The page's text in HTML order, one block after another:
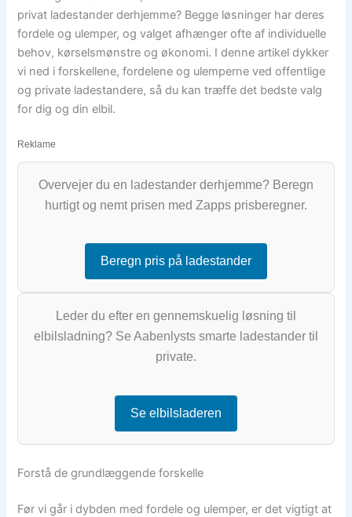
privat ladestander derhjemme? Begge løsninger har deres
fordele og ulemper, og valget afhænger ofte af individuelle
behov, kørselsmønstre og økonomi. I denne artikel dykker
vi ned i forskellene, fordelene og ulemperne ved offentlige
og private ladestandere, så du kan træffe det bedste valg
for dig og din elbil.
Reklame
Overvejer du en ladestander derhjemme? Beregn
hurtigt og nemt prisen med Zapps prisberegner.
Beregn pris på ladestander
Leder du efter en gennemskuelig løsning til
elbilsladning? Se Aabenlysts smarte ladestander til
private.
Se elbilsladeren
Forstå de grundlæggende forskelle
Før vi går i dybden med fordele og ulemper, er det vigtigt at